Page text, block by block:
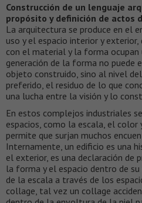
Construcción de un lenguaje
propósito y definición de actos
La arquitectura se produce en el
uso y el espacio interior y
con el material y la forma ocupan
generación de la forma no puede
objeto construido, sino al nivel
preferido, el residuo de lo que
una lucha entre la visión y lo
En estos complejos industriales
espacios, como la escala, el color
permite que surjan muchos
Internamente, un edificio es una
el exterior, es una declaración de
la forma y el espacio dentro de
de la escala a través de los
collage, tal vez un collage